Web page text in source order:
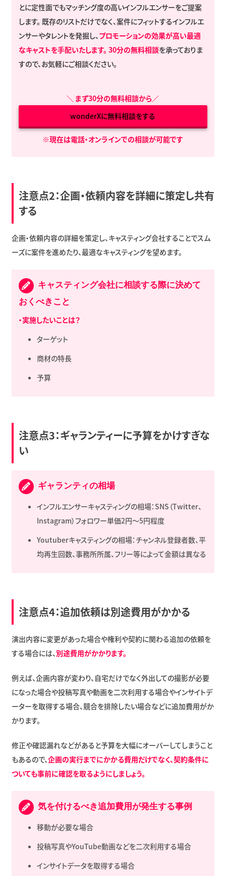
とに定性面でもマッチング度の高いインフルエンサーをご提案
します。 既存のリストだけでなく、案件にフィットするインフルエ
ンサーやタレントを発掘し、 プロモーションの効果が高い最適
なキャストを手配いたします。 30分の無料相談を承っておりま
すので、お気軽にご相談ください。
＼ まず30分の無料相談から／
wonderXに無料相談をする
※現在は電話・オンラインでの相談が可能です
注意点2：企画・依頼内容を詳細に策定し共有
する
企画・依頼内容の詳細を策定し、キャスティング会社することでスム
ーズに案件を進めたり、最適なキャスティングを望めます。
キャスティング会社に相談する際に決めて
おくべきこと
・実施したいことは？
ターゲット
商材の特長
予算
注意点3：ギャランティーに予算をかけすぎな
い
ギャランティの相場
インフルエンサーキャスティングの相場：SNS（Twitter、
Instagram）フォロワー単価2円～5円程度
Youtuberキャスティングの相場：チャンネル登録者数、平
均再生回数、事務所所属、フリー等によって金額は異なる
注意点4：追加依頼は別途費用がかかる
演出内容に変更があった場合や権利や契約に関わる追加の依頼を
する場合には、 別途費用がかかります。
例えば、企画内容が変わり、自宅だけでなく外出しての撮影が必要
になった場合や投稿写真や動画を二次利用する場合やインサイトデ
ーターを取得する場合、競合を排除したい場合などに追加費用がか
かります。
修正や確認漏れなどがあると予算を大幅にオーバーしてしまうこと
もあるので、企画の実行までにかかる費用だけでなく、契約条件に
ついても事前に確認を取るようにしましょう。
気を付けるべき追加費用が発生する事例
移動が必要な場合
投稿写真やYouTube動画などを二次利用する場合
インサイトデータを取得する場合